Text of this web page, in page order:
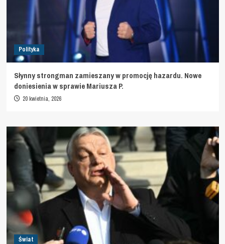
Polityka
Słynny strongman zamieszany w promocję hazardu. Nowe
doniesienia w sprawie Mariusza P.
20 kwietnia, 2026
Świat